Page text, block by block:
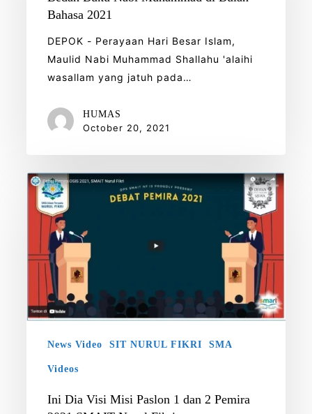
Bulan
Bahasa
2021
Bahasa 2021
DEPOK - Perayaan Hari Besar Islam,
Maulid Nabi Muhammad Shallahu 'alaihi
wasallam yang jatuh pada…
HUMAS
October 20, 2021
Ini
Visi
Misi
Paslon
2
2021
Fikri
News Video SIT NURUL FIKRI SMA
Videos
Ini Dia Visi Misi Paslon 1 dan 2 Pemira